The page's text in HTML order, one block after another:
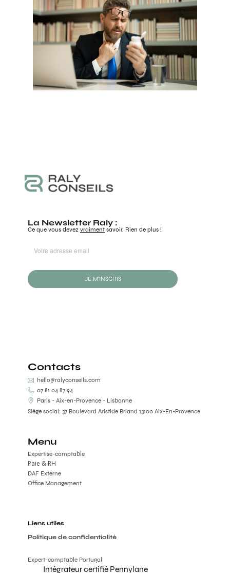
La Newsletter Raly :
Ce que vous devez vraiment savoir. Rien de plus !
JE M'INSCRIS
Contacts
hello@ralyconseils.com
07 81 04 87 94
Paris - Aix-en-Provence - Lisbonne
Siège social: 37 Boulevard Aristide Briand 13100 Aix-En-Provence
Menu
Expertise-comptable
DAF Externe
Office Management
Paie & RH
Liens utiles
Politique de confidentialité
Expert-comptable Portugal
Intégrateur certifié Pennylane